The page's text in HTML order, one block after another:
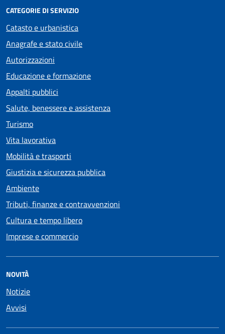
CATEGORIE DI SERVIZIO
Catasto e urbanistica
Anagrafe e stato civile
Autorizzazioni
Educazione e formazione
Appalti pubblici
Salute, benessere e assistenza
Turismo
Vita lavorativa
Mobilità e trasporti
Giustizia e sicurezza pubblica
Ambiente
Tributi, finanze e contravvenzioni
Cultura e tempo libero
Imprese e commercio
NOVITÀ
Notizie
Avvisi